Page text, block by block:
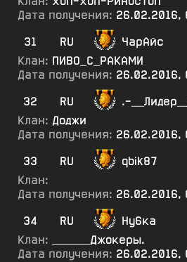
Дата получения: 26.02.2016,
31
RU
ЧарАйс
Клан: ПИВО_С_РАКАМИ
Дата получения: 26.02.2016,
32
RU
.-
Клан: Доджи
Дата получения: 26.02.2016,
33
RU
qbik87
Клан:
Дата получения: 26.02.2016,
34
RU
Ну6ка
Клан:
______Джокеры.
Дата получения: 26.02.2016,